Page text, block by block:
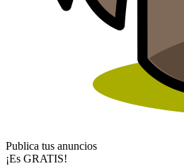
Publica tus anuncios
¡Es GRATIS!